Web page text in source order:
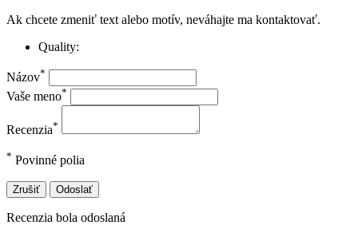
Ak chcete zmeniť text alebo motív, neváhajte ma kontaktovať.
Quality:
Názov*
Vaše meno*
Recenzia*
* Povinné polia
Zrušiť Odoslať
Recenzia bola odoslaná